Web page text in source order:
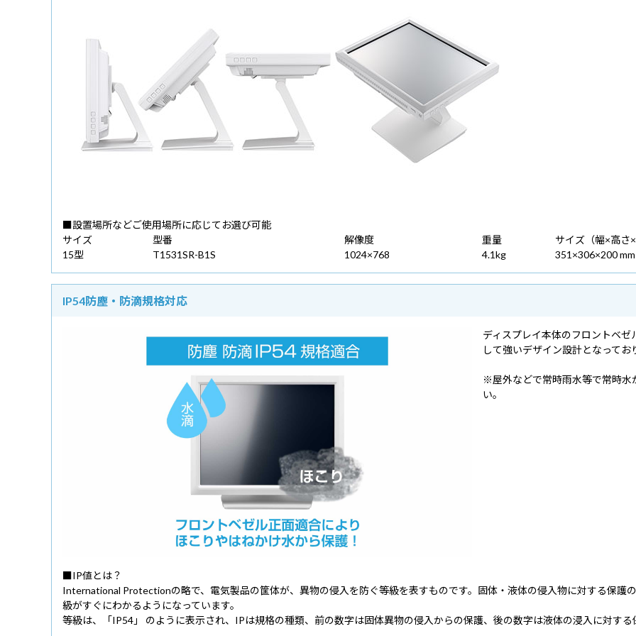
■設置場所などご使用場所に応じてお選び可能
サイズ
型番 解像度 重量
サイズ（幅×高さ
15型
T1531SR-B1S 1024×768 4.1kg 351×306×200 mm
IP54防塵・防滴規格対応
ディスプレイ本体のフロントベ
して強いデザイン設計となって
※屋外などで常時雨水等で常時水
い。
■IP値とは？
International Protectionの略で、電気製品の筐体が、異物の侵入を防ぐ等級を表すものです。固体・液体の侵入物に対する保護
級がすぐにわかるようになっています。
等級は、「IP54」 のように表示され、IPは規格の種類、前の数字は固体異物の侵入からの保護、後の数字は液体の浸入に対す